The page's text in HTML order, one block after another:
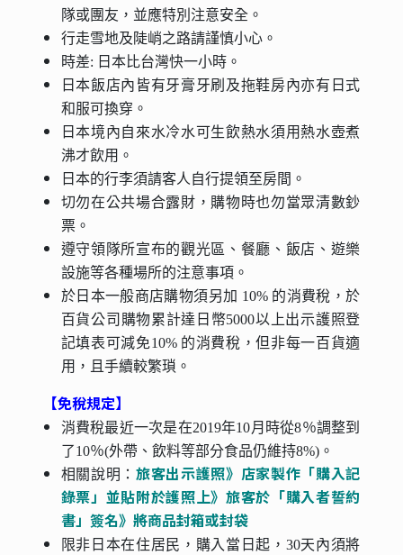
隊或團友，並應特別注意安全。
行走雪地及陡峭之路請謹慎小心。
時差: 日本比台灣快一小時。
日本飯店內皆有牙膏牙刷及拖鞋房內亦有日式
和服可換穿。
日本境內自來水冷水可生飲熱水須用熱水壺煮
沸才飲用。
日本的行李須請客人自行提領至房間。
切勿在公共場合露財，購物時也勿當眾清數鈔
票。
遵守領隊所宣布的觀光區、餐廳、飯店、遊樂
設施等各種場所的注意事項。
於日本一般商店購物須另加 10% 的消費稅，於
百貨公司購物累計達日幣5000以上出示護照登
記填表可減免10% 的消費稅，但非每一百貨適
用，且手續較繁瑣。
【免稅規定】
消費稅最近一次是在2019年10月時從8％調整到
了10％(外帶、飲料等部分食品仍維持8%)。
相關說明：旅客出示護照》店家製作「購入記
錄票」並貼附於護照上》旅客於「購入者誓約
書」簽名》將商品封箱或封袋
限非日本在住居民，購入當日起，30天內須將